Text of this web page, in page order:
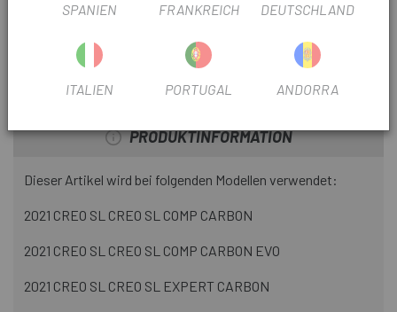
PRODUKTBLATT
BAUJAHR
PRODUKTINFORMATION
Dieser Artikel wird bei folgenden Modellen verwendet:
2021 CREO SL CREO SL COMP CARBON
2021 CREO SL CREO SL COMP CARBON EVO
2021 CREO SL CREO SL EXPERT CARBON
SPANIEN FRANKREICH DEUTSCHLAND
ITALIEN PORTUGAL ANDORRA